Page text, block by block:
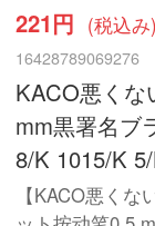
221円 (税込み)
16428789069276
KACO悪くな
mm黒署名ブ
8/K 1015/K
【KACO悪く